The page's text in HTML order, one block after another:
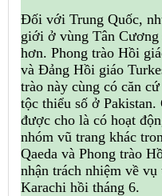
Đối với Trung Quốc,
giới ở vùng Tân Cương
hơn. Phong trào Hồi
và Đảng Hồi giáo
trào này cùng có căn
tộc thiểu số ở
được cho là có hoạt
nhóm vũ trang khác
Qaeda và Phong trào
nhận trách nhiệm về vụ
Karachi hồi tháng 6.